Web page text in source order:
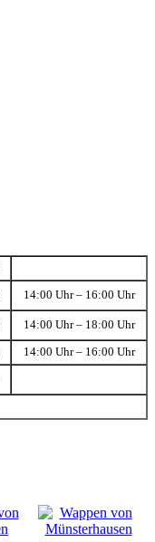
14:00 Uhr – 16:00 Uhr
14:00 Uhr – 18:00 Uhr
14:00 Uhr – 16:00 Uhr